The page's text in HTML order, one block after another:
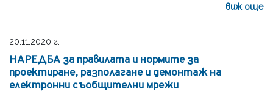
виж още
20.11.2020 г.
НАРЕДБА за правилата и нормите за
проектиране, разполагане и демонтаж на
електронни съобщителни мрежи